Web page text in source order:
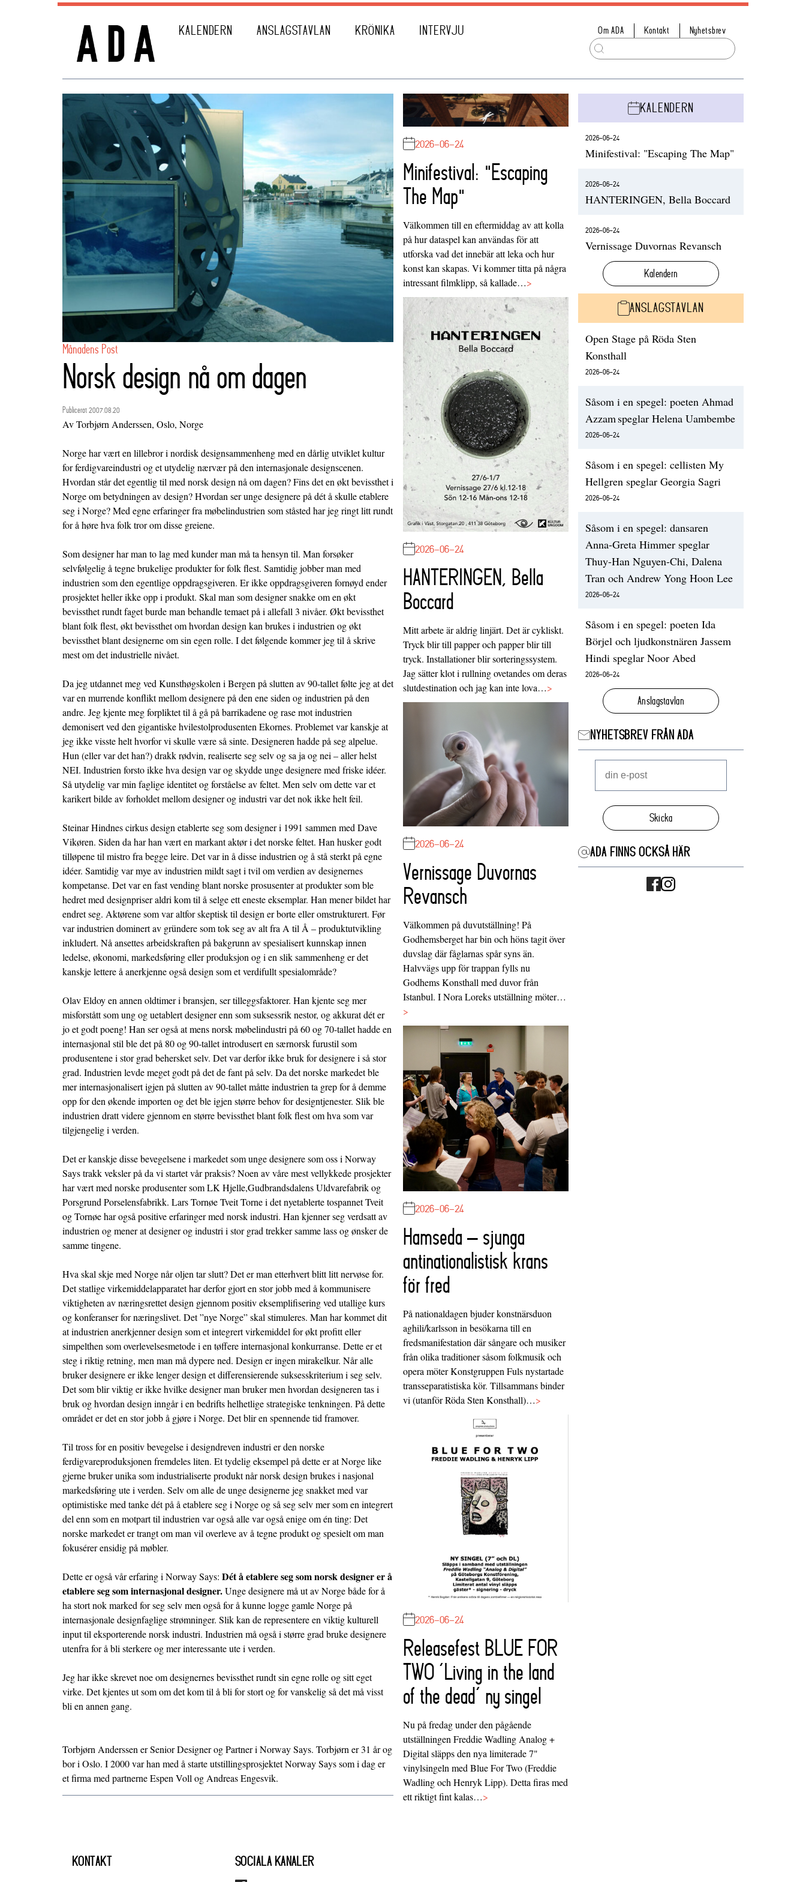
KALENDERN ANSLAGSTAVLAN KRÖNIKA INTERVJU Om ADA Kontakt Nyhetsbrev
Månadens Post
Norsk design nå om dagen
Publicerat 2007.08.20
Av Torbjørn Anderssen, Oslo, Norge
Norge har vært en lillebror i nordisk designsammenheng med en dårlig utviklet kultur
for ferdigvareindustri og et utydelig nærvær på den internasjonale designscenen.
Hvordan står det egentlig til med norsk design nå om dagen? Fins det en økt bevissthet i
Norge om betydningen av design? Hvordan ser unge designere på dét å skulle etablere
seg i Norge? Med egne erfaringer fra møbelindustrien som ståsted har jeg ringt litt rundt
for å høre hva folk tror om disse greiene.
Som designer har man to lag med kunder man må ta hensyn til. Man forsøker
selvfølgelig å tegne brukelige produkter for folk flest. Samtidig jobber man med
industrien som den egentlige oppdragsgiveren. Er ikke oppdragsgiveren fornøyd ender
prosjektet heller ikke opp i produkt. Skal man som designer snakke om en økt
bevissthet rundt faget burde man behandle temaet på i allefall 3 nivåer. Økt bevissthet
blant folk flest, økt bevissthet om hvordan design kan brukes i industrien og økt
bevissthet blant designerne om sin egen rolle. I det følgende kommer jeg til å skrive
mest om det industrielle nivået.
Da jeg utdannet meg ved Kunsthøgskolen i Bergen på slutten av 90-tallet følte jeg at det
var en murrende konflikt mellom designere på den ene siden og industrien på den
andre. Jeg kjente meg forpliktet til å gå på barrikadene og rase mot industrien
demonisert ved den gigantiske hvilestolprodusenten Ekornes. Problemet var kanskje at
jeg ikke visste helt hvorfor vi skulle være så sinte. Designeren hadde på seg alpelue.
Hun (eller var det han?) drakk rødvin, realiserte seg selv og sa ja og nei – aller helst
NEI. Industrien forsto ikke hva design var og skydde unge designere med friske idéer.
Så utydelig var min faglige identitet og forståelse av feltet. Men selv om dette var et
karikert bilde av forholdet mellom designer og industri var det nok ikke helt feil.
Steinar Hindnescirkus design etablerte seg som designer i 1991 sammen med Dave
Vikøren. Siden da har han vært en markant aktør i det norske feltet. Han husker godt
tilløpene til mistro fra begge leire. Det var in å disse industrien og å stå sterkt på egne
idéer. Samtidig var mye av industrien mildt sagt i tvil om verdien av designernes
kompetanse. Det var en fast vending blant norske prosusenter at produkter som ble
hedret med designpriser aldri kom til å selge ett eneste eksemplar. Han mener bildet har
endret seg. Aktørene som var altfor skeptisk til design er borte eller omstrukturert. Før
var industrien dominert av gründere som tok seg av alt fra A til Å – produktutvikling
inkludert. Nå ansettes arbeidskraften på bakgrunn av spesialisert kunnskap innen
ledelse, økonomi, markedsføring eller produksjon og i en slik sammenheng er det
kanskje lettere å anerkjenne også design som et verdifullt spesialområde?
OlavEldoyen annen oldtimer i bransjen, ser tilleggsfaktorer. Han kjente seg mer
misforstått som ung og uetablert designer enn som suksessrik nestor, og akkurat dét er
jo et godt poeng! Han ser også at mens norsk møbelindustri på 60 og 70-tallet hadde en
internasjonal stil ble det på 80 og 90-tallet introdusert en særnorsk furustil som
produsentene i stor grad behersket selv. Det var derfor ikke bruk for designere i så stor
grad. Industrien levde meget godt på det de fant på selv. Da det norske markedet ble
mer internasjonalisert igjen på slutten av 90-tallet måtte industrien ta grep for å demme
opp for den økende importen og det ble igjen større behov for designtjenester. Slik ble
industrien dratt videre gjennom en større bevissthet blant folk flest om hva som var
tilgjengelig i verden.
Det er kanskje disse bevegelsene i markedet som unge designere som oss i Norway
Says trakk veksler på da vi startet vår praksis? Noen av våre mest vellykkede prosjekter
har vært med norske produsenter som LK Hjelle,Gudbrandsdalens Uldvarefabrik og
Porsgrund Porselensfabrikk. Lars TornøeTveit Tornei det nyetablerte tospannet Tveit
og Tornøe har også positive erfaringer med norsk industri. Han kjenner seg verdsatt av
industrien og mener at designer og industri i stor grad trekker samme lass og ønsker de
samme tingene.
Hva skal skje med Norge når oljen tar slutt? Det er man etterhvert blitt litt nervøse for.
Det statlige virkemiddelapparatet har derfor gjort en stor jobb med å kommunisere
viktigheten av næringsrettet design gjennom positiv eksemplifisering ved utallige kurs
og konferanser for næringslivet. Det ”nye Norge” skal stimuleres. Man har kommet dit
at industrien anerkjenner design som et integrert virkemiddel for økt profitt eller
simpelthen som overlevelsesmetode i en tøffere internasjonal konkurranse. Dette er et
steg i riktig retning, men man må dypere ned. Design er ingen mirakelkur. Når alle
bruker designere er ikke lenger design et differensierende suksesskriterium i seg selv.
Det som blir viktig er ikke hvilke designer man bruker men hvordan designeren tas i
bruk og hvordan design inngår i en bedrifts helhetlige strategiske tenkningen. På dette
området er det en stor jobb å gjøre i Norge. Det blir en spennende tid framover.
Til tross for en positiv bevegelse i designdreven industri er den norske
ferdigvareproduksjonen fremdeles liten. Et tydelig eksempel på dette er at Norge like
gjerne bruker unika som industrialiserte produkt når norsk design brukes i nasjonal
markedsføring ute i verden. Selv om alle de unge designerne jeg snakket med var
optimistiske med tanke dét på å etablere seg i Norge og så seg selv mer som en integrert
del enn som en motpart til industrien var også alle var også enige om én ting: Det
norske markedet er trangt om man vil overleve av å tegne produkt og spesielt om man
fokusérer ensidig på møbler.
Dette er også vår erfaring i Norway Says: Dét å etablere seg som norsk designer er å
etablere seg som internasjonal designer.Unge designere må ut av Norge både for å
ha stort nok marked for seg selv men også for å kunne logge gamle Norge på
internasjonale designfaglige strømninger. Slik kan de representere en viktig kulturell
input til eksporterende norsk industri. Industrien må også i større grad bruke designere
utenfra for å bli sterkere og mer interessante ute i verden.
Jeg har ikke skrevet noe om designernes bevissthet rundt sin egne rolle og sitt eget
virke. Det kjentes ut som om det kom til å bli for stort og for vanskelig så det må visst
bli en annen gang.
Torbjørn Anderssen er Senior Designer og Partner i Norway Says. Torbjørn er 31 år og
bor i Oslo. I 2000 var han med å starte utstillingsprosjektet Norway Says som i dag er
et firma med partnerne Espen Voll og Andreas Engesvik.
2026-06-24
Minifestival: "Escaping
The Map"
Välkommen till en eftermiddag av att kolla
på hur dataspel kan användas för att
utforska vad det innebär att leka och hur
konst kan skapas. Vi kommer titta på några
intressant filmklipp, så kallade…>
2026-06-24
HANTERINGEN, Bella
Boccard
Mitt arbete är aldrig linjärt. Det är cykliskt.
Tryck blir till papper och papper blir till
tryck. Installationer blir sorteringssystem.
Jag sätter klot i rullning ovetandes om deras
slutdestination och jag kan inte lova…>
2026-06-24
Vernissage Duvornas
Revansch
Välkommen på duvutställning! På
Godhemsberget har bin och höns tagit över
duvslag där fåglarnas spår syns än.
Halvvägs upp för trappan fylls nu
Godhems Konsthall med duvor från
Istanbul. I Nora Loreks utställning möter…
>
2026-06-24
Hamseda – sjunga
antinationalistisk krans
för fred
På nationaldagen bjuder konstnärsduon
aghili/karlsson in besökarna till en
fredsmanifestation där sångare och musiker
från olika traditioner såsom folkmusik och
opera möter Konstgruppen Fuls nystartade
transseparatistiska kör. Tillsammans binder
vi (utanför Röda Sten Konsthall)…>
2026-06-24
Releasefest BLUE FOR
TWO ‘Living in the land
of the dead’ ny singel
Nu på fredag under den pågående
utställningen Freddie Wadling Analog +
Digital släpps den nya limiterade 7"
vinylsingeln med Blue For Two (Freddie
Wadling och Henryk Lipp). Detta firas med
ett riktigt fint kalas…>
KALENDERN
2026-06-24
Minifestival: "Escaping The Map"
2026-06-24
HANTERINGEN, Bella Boccard
2026-06-24
Vernissage Duvornas Revansch
Kalendern
ANSLAGSTAVLAN
Open Stage på Röda Sten
Konsthall
2026-06-24
Såsom i en spegel: poeten Ahmad
Azzam speglar Helena Uambembe
2026-06-24
Såsom i en spegel: cellisten My
Hellgren speglar Georgia Sagri
2026-06-24
Såsom i en spegel: dansaren
Anna-Greta Himmer speglar
Thuy-Han Nguyen-Chi, Dalena
Tran och Andrew Yong Hoon Lee
2026-06-24
Såsom i en spegel: poeten Ida
Börjel och ljudkonstnären Jassem
Hindi speglar Noor Abed
2026-06-24
Anslagstavlan
NYHETSBREV FRÅN ADA
Skicka
ADA FINNS OCKSÅ HÄR
KONTAKT SOCIALA KANALER